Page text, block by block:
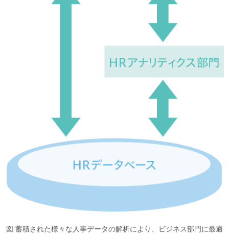
図 蓄積された様々な人事データの解析により、ビジネス部門に最適